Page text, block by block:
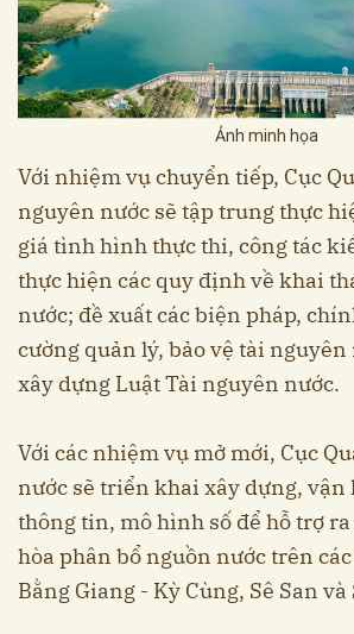
Ảnh minh họa
Với nhiệm vụ chuyển tiếp, Cục
nguyên nước sẽ tập trung thực
giá tình hình thực thi, công tác
thực hiện các quy định về khai
nước; đề xuất các biện pháp,
cường quản lý, bảo vệ tài nguyên
xây dựng Luật Tài nguyên nước.
Với các nhiệm vụ mở mới, Cục
nước sẽ triển khai xây dựng, vận
thông tin, mô hình số để hỗ trợ
hòa phân bổ nguồn nước trên
Bằng Giang - Kỳ Cùng, Sê San